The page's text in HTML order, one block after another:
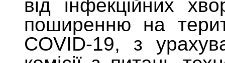
від інфекційних
поширенню на
COVID-19, з